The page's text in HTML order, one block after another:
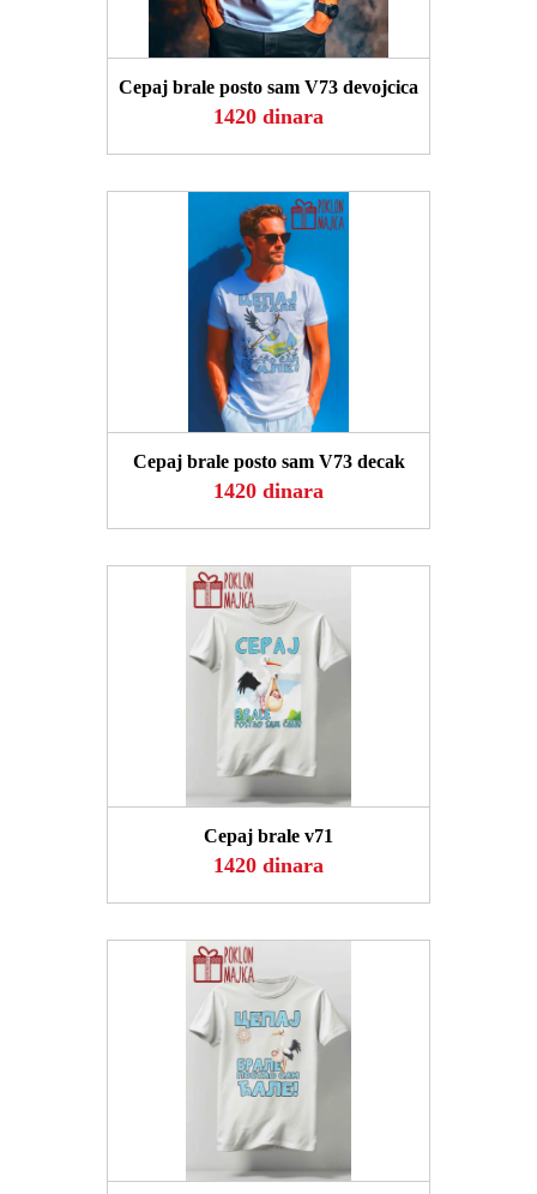
POGLEDAJ
Cepaj brale posto sam V73 devojcica
1420 dinara
POGLEDAJ
Cepaj brale posto sam V73 decak
1420 dinara
POGLEDAJ
Cepaj brale v71
1420 dinara
POGLEDAJ